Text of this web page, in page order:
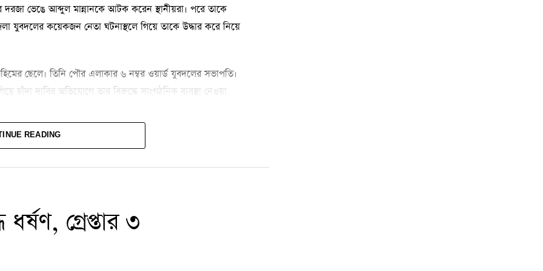
দরজা ভেঙে আব্দুল মান্নানকে আটক করেন স্থানীয়রা। পরে তাকে
যুবদলের কয়েকজন নেতা ঘটনাস্থলে গিয়ে তাকে উদ্ধার করে নিয়ে
ছেলে। তিনি পৌর এলাকার ৬ নম্বর ওয়ার্ড যুবদলের সভাপতি।
চাঁদা দাবির অভিযোগে তার বিরুদ্ধে সাংগঠনিক ব্যবস্থা নেওয়া
পূর্বপরিচিত ছিলেন। তবে ওই নারী অভিযোগ করেছেন, তাকে
সামাজিক যোগাযোগমাধ্যমে ছড়িয়ে পড়ার বিষয়টি পুলিশ
READING
গ্রেপ্তার ৩